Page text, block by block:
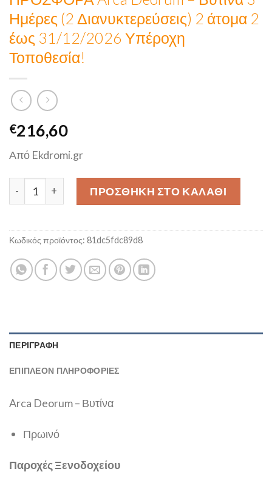
Ημέρες (2 Διανυκτερεύσεις) 2 άτομα 2
έως 31/12/2026 Υπέροχη
Τοποθεσία!
€216,60
Από Ekdromi.gr
ΠΡΟΣΘΉΚΗ ΣΤΟ ΚΑΛΆΘΙ
Κωδικός προϊόντος: 81dc5fdc89d8
ΠΕΡΙΓΡΑΦΉ
ΕΠΙΠΛΈΟΝ ΠΛΗΡΟΦΟΡΊΕΣ
Arca Deorum – Βυτίνα
Πρωινό
Παροχές Ξενοδοχείου